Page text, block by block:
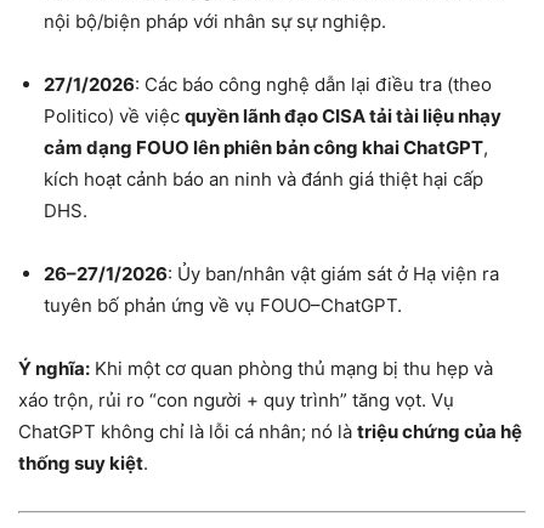
nội bộ/biện pháp với nhân sự sự nghiệp.
27/1/2026: Các báo công nghệ dẫn lại điều tra (theo
Politico) về việc quyền lãnh đạo CISA tải tài liệu nhạy
cảm dạng FOUO lên phiên bản công khai ChatGPT,
kích hoạt cảnh báo an ninh và đánh giá thiệt hại cấp
DHS.
26–27/1/2026: Ủy ban/nhân vật giám sát ở Hạ viện ra
tuyên bố phản ứng về vụ FOUO–ChatGPT.
Ý nghĩa: Khi một cơ quan phòng thủ mạng bị thu hẹp và
xáo trộn, rủi ro “con người + quy trình” tăng vọt. Vụ
ChatGPT không chỉ là lỗi cá nhân; nó là triệu chứng của hệ
thống suy kiệt.